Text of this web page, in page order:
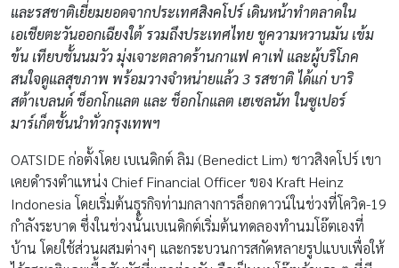
และรสชาติเยี่ยมยอดจากประเทศสิงคโปร์ เดินหน้าทำตลาดใน
เอเชียตะวันออกเฉียงใต้ รวมถึงประเทศไทย ชูความหวานมัน เข้ม
ข้น เทียบชั้นนมวัว มุ่งเจาะตลาดร้านกาแฟ คาเฟ่ และผู้บริโภค
สนใจดูแลสุขภาพ พร้อมวางจำหน่ายแล้ว 3 รสชาติ ได้แก่ บาริ
สต้าเบลนด์ ช็อกโกแลต และ ช็อกโกแลต เฮเซลนัท ในซูเปอร์
มาร์เก็ตชั้นนำทั่วกรุงเทพฯ
OATSIDE ก่อตั้งโดย เบเนดิกต์ ลิม (Benedict Lim) ชาวสิงคโปร์ เขา
เคยดำรงตำแหน่ง Chief Financial Officer ของ Kraft Heinz
Indonesia โดยเริ่มต้นธุรกิจท่ามกลางการล็อกดาวน์ในช่วงที่โควิด-19
กำลังระบาด ซึ่งในช่วงนั้นเบเนดิกต์เริ่มต้นทดลองทำนมโอ๊ตเองที่
บ้าน โดยใช้ส่วนผสมต่างๆ และกระบวนการสกัดหลายรูปแบบเพื่อให้